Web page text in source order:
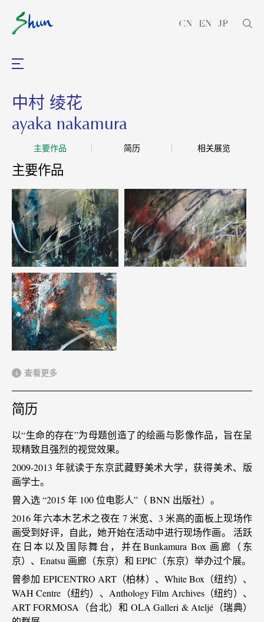
CN EN JP
中村 绫花
ayaka nakamura
主要作品 简历 相关展览
主要作品
查看更多
简历
以“⽣命的存在”为母题创造了的绘画与影像作品，旨在呈
现精致且强烈的视觉效果。
2009-2013 年就读于东京武藏野美术⼤学，获得美术、版
画学⼠。
曾⼊选 “2015 年 100 位电影⼈”（ BNN 出版社）。
2016 年六本⽊艺术之夜在 7 ⽶宽、3 ⽶⾼的⾯板上现场作
画受到好评，⾃此，她开始在活动中进⾏现场作画。 活跃
在⽇本以及国际舞台，并在Bunkamura Box 画廊（东
京）、Enatsu 画廊（东京）和 EPIC（东京）举办过个展。
曾参加 EPICENTRO ART（柏林）、White Box（纽约）、
WAH Centre（纽约）、Anthology Film Archives（纽约）、
ART FORMOSA（台北）和 OLA Galleri & Ateljé（瑞典）